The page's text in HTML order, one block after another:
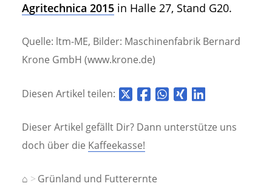
Agritechnica 2015 in Halle 27, Stand G20.
Quelle: ltm-ME, Bilder: Maschinenfabrik Bernard
Krone GmbH (www.krone.de)
Diesen Artikel teilen:
Dieser Artikel gefällt Dir? Dann unterstütze uns
doch über die Kaffeekasse!
⌂ Grünland und Futterernte